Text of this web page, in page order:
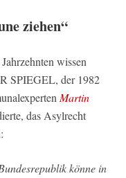
ziehen“
wissen
SPIEGEL, der 1982
Martin
das Asylrecht
könne in